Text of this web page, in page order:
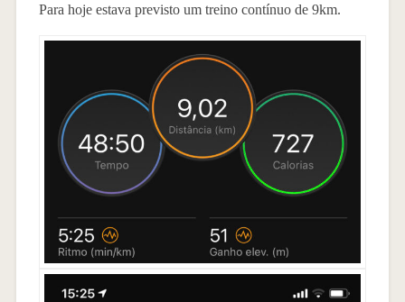
Para hoje estava previsto um treino contínuo de 9km.